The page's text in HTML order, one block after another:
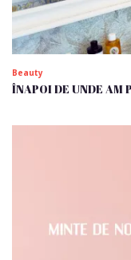
Beauty
ÎNAPOI DE UNDE AM